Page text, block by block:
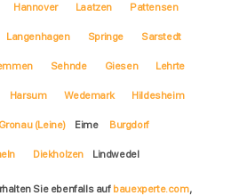
Hannover Laatzen Pattensen
Langenhagen Springe Sarstedt
Sehnde Giesen Lehrte
Harsum Wedemark Hildesheim
Gronau (Leine) Eime Burgdorf
Diekholzen Lindwedel
Sie ebenfalls auf bauexperte.com,